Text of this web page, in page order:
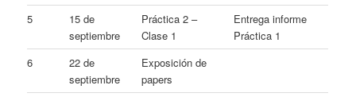
5
15 de
septiembre
Práctica 2 –
Clase 1
Entrega informe
Práctica 1
6
22 de
septiembre
Exposición de
papers